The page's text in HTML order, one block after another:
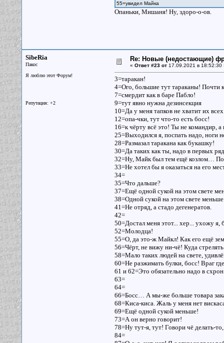
55=увидел Майка
Опаньки, Мишаня! Ну, здоро-о-ов.
SibeRia
Пакос
Я люблю этот Форум!
Репутация: +2
Re: Новые (недостающие)
« Ответ #23 от17.09.2021 в 18:52:30
3=таракан!
4=Ого, большие тут тараканы! Почти
7=смердит как в баре Пабло!
9=тут явно нужна дезинсекция
10=Да у меня тапков не хватит их
12=опа-чки, тут что-то есть босс!
16=к чёрту всё это! Ты не командир, а
25=Выходился я, поспать надо, ноги
28=Размазал таракана как букашку!
30=Да таких как ты, надо в первых
32=Ну, Майк был тем ещё козлом… По
33=Не хотел бы я оказаться на его
34=
35=Что дальше?
37=Ещё одной сукой на этом свете
38=Одной сукой на этом свете
41=Не отряд, а стадо дегенератов.
42=
50=Достал меня этот... хер... ухожу я,
52=Молодца!
55=О, да это-ж Майкл! Как его ещё
56=Чёрт, не вижу ни-чё! Куда
58=Мало таких людей на свете,
60=Не разжимать булки, босс! Враг
61 и 62=Это обязательно надо в
63=
64=
66=Босс… А мы-же больше товара
68=Киса-киса. Жаль у меня нет
69=Ещё одной сукой меньше!
73=А он верно говорит!
78=Ну тут-я, тут! Говори чё делать-
84=